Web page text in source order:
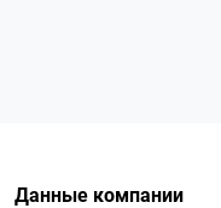
Данные компании